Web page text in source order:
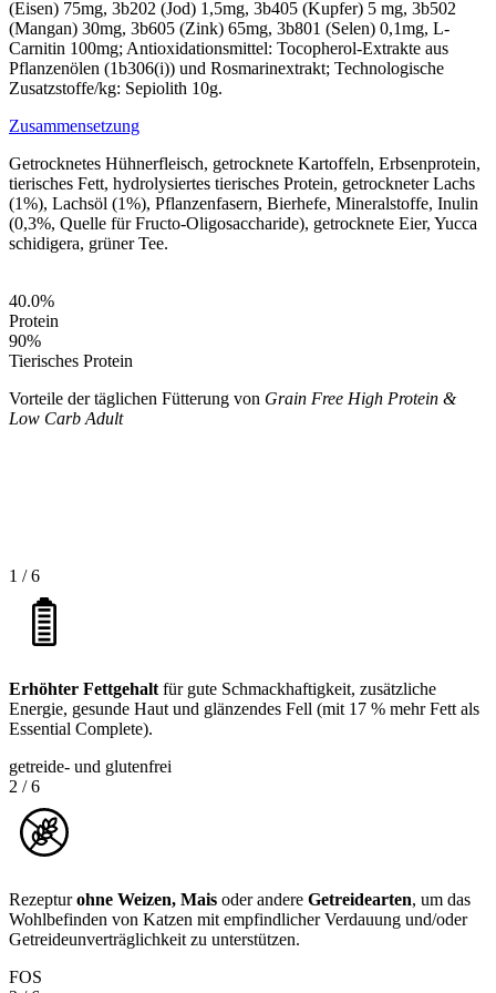
(Eisen) 75mg, 3b202 (Jod) 1,5mg, 3b405 (Kupfer) 5 mg, 3b502
(Mangan) 30mg, 3b605 (Zink) 65mg, 3b801 (Selen) 0,1mg, L-
Carnitin 100mg; Antioxidationsmittel: Tocopherol-Extrakte aus
Pflanzenölen (1b306(i)) und Rosmarinextrakt; Technologische
Zusatzstoffe/kg: Sepiolith 10g.
Zusammensetzung
Getrocknetes Hühnerfleisch, getrocknete Kartoffeln, Erbsenprotein,
tierisches Fett, hydrolysiertes tierisches Protein, getrockneter Lachs
(1%), Lachsöl (1%), Pflanzenfasern, Bierhefe, Mineralstoffe, Inulin
(0,3%, Quelle für Fructo-Oligosaccharide), getrocknete Eier, Yucca
schidigera, grüner Tee.
40.0%
Protein
90%
Tierisches Protein
Vorteile der täglichen Fütterung von Grain Free High Protein &
Low Carb Adult
1 /6
Erhöhter Fettgehalt für gute Schmackhaftigkeit, zusätzliche
Energie, gesunde Haut und glänzendes Fell (mit 17 % mehr Fett als
Essential Complete).
getreide- und glutenfrei
2 /6
Rezepturohne Weizen, Mais oder andere Getreidearten, um das
Wohlbefinden von Katzen mit empfindlicher Verdauung und/oder
Getreideunverträglichkeit zu unterstützen.
FOS